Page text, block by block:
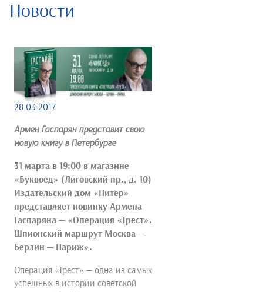
Новости
28.03.2017
Армен Гаспарян представит свою
новую книгу в Петербурге
31 марта в 19:00 в магазине
«Буквоед» (Лиговский пр., д. 10)
Издательский дом «Питер»
представляет новинку Армена
Гаспаряна — «Операция «Трест».
Шпионский маршрут Москва —
Берлин — Париж».
Операция «Трест» — одна из самых
успешных в истории советской